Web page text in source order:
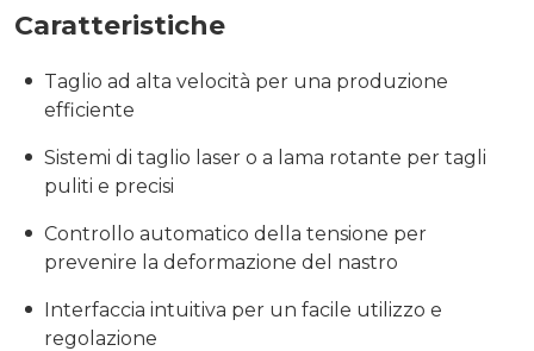
Caratteristiche
Taglio ad alta velocità per una produzione
efficiente
Sistemi di taglio laser o a lama rotante per tagli
puliti e precisi
Controllo automatico della tensione per
prevenire la deformazione del nastro
Interfaccia intuitiva per un facile utilizzo e
regolazione